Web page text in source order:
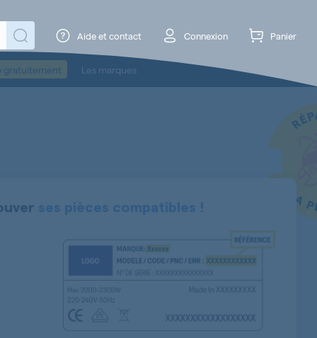
Aide et contact Connexion Panier
gratuitement Les marques
ses pièces compatibles !